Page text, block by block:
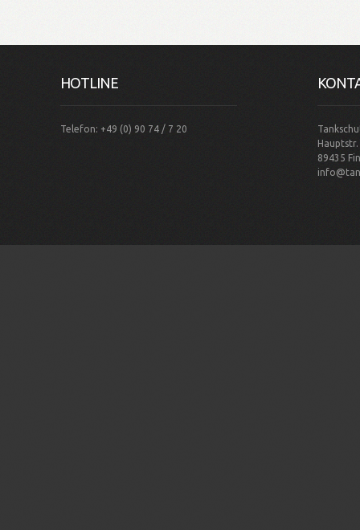
HOTLINE
Telefon: +49 (0) 90 74 / 7 20
Hauptstr.
89435